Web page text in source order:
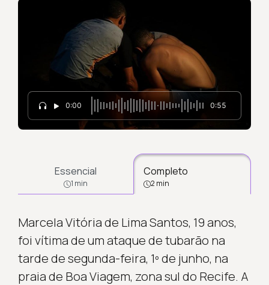
0:00 0:55
Essencial
1 min
Completo
2 min
Marcela Vitória de Lima Santos, 19 anos,
foi vítima de um ataque de tubarão na
tarde de segunda-feira, 1º de junho, na
praia de Boa Viagem, zona sul do Recife. A